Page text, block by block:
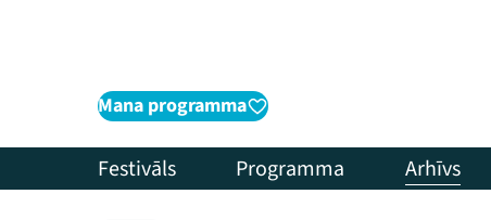
Mana programma
Festivāls Programma Arhīvs